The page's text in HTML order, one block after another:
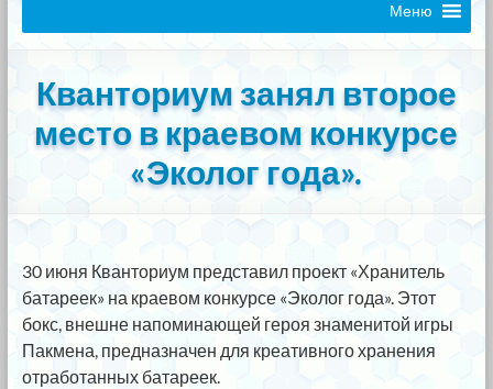
Меню
Кванториум занял второе
место в краевом конкурсе
«Эколог года».
30 июня Кванториум представил проект «Хранитель
батареек» на краевом конкурсе «Эколог года». Этот
бокс, внешне напоминающей героя знаменитой игры
Пакмена, предназначен для креативного хранения
отработанных батареек.